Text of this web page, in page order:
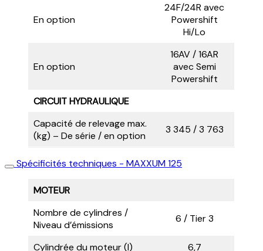
En option
24F/24R avec
Powershift
Hi/Lo
En option
16AV / 16AR
avec Semi
Powershift
CIRCUIT HYDRAULIQUE
Capacité de relevage max.
(kg) – De série / en option
3 345 / 3 763
Spécificités techniques - MAXXUM 125
MOTEUR
Nombre de cylindres /
Niveau d’émissions
6 / Tier 3
Cylindrée du moteur (l)
6,7